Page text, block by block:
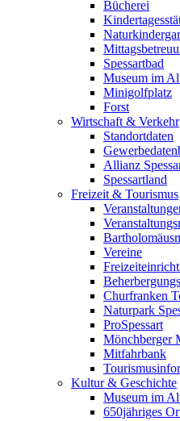
Bücherei
Spessartbad
Museum im
Minigolfplatz
Forst
Wirtschaft & Verkehr
Standortdaten
Allianz
Spessartland
Freizeit & Tourismus
Vereine
Churfranken
Naturpark
ProSpessart
Mönchberger
Mitfahrbank
Kultur & Geschichte
Museum im
650jähriges